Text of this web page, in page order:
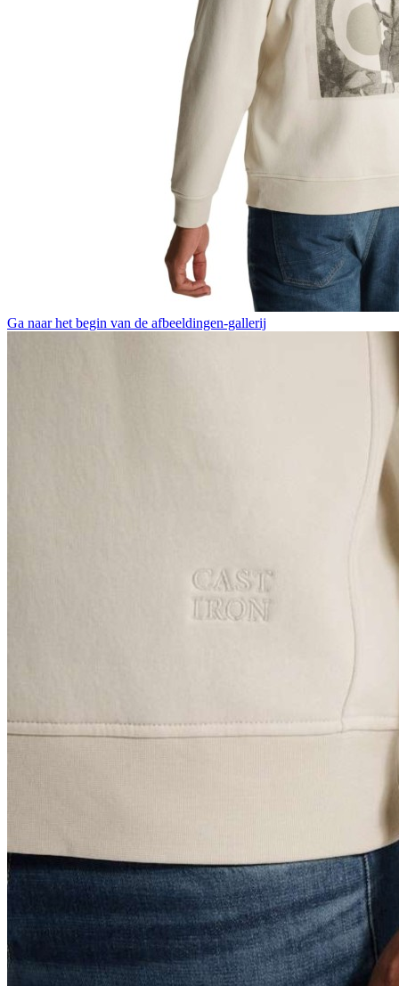
Ga naar het begin van de afbeeldingen-gallerij